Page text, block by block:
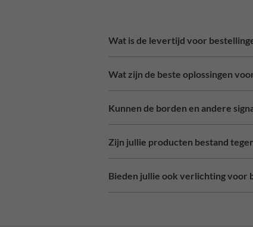
Wat is de levertijd voor
Wat zijn de beste oplossingen
Kunnen de borden en andere
Zijn jullie producten bestand
Bieden jullie ook verlichting voor